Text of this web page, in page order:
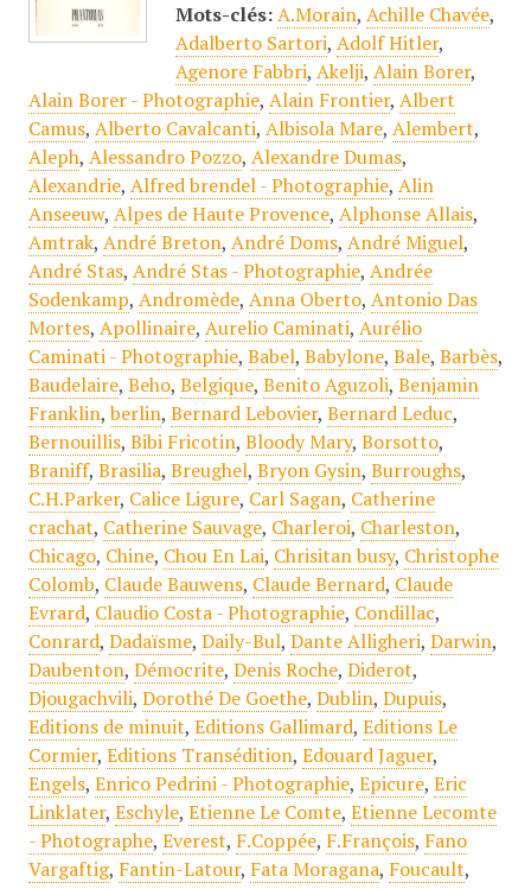
Mots-clés: A.Morain, Achille Chavée,
Adalberto Sartori, Adolf Hitler,
Agenore Fabbri, Akelji, Alain Borer,
Alain Borer - Photographie, Alain Frontier, Albert
Camus, Alberto Cavalcanti, Albisola Mare, Alembert,
Aleph, Alessandro Pozzo, Alexandre Dumas,
Alexandrie, Alfred brendel - Photographie, Alin
Anseeuw, Alpes de Haute Provence, Alphonse Allais,
Amtrak, André Breton, André Doms, André Miguel,
André Stas, André Stas - Photographie, Andrée
Sodenkamp, Andromède, Anna Oberto, Antonio Das
Mortes, Apollinaire, Aurelio Caminati, Aurélio
Caminati - Photographie, Babel, Babylone, Bale, Barbès,
Baudelaire, Beho, Belgique, Benito Aguzoli, Benjamin
Franklin,berlin, Bernard Lebovier, Bernard Leduc,
Bernouillis, Bibi Fricotin, Bloody Mary, Borsotto,
Braniff, Brasilia, Breughel, Bryon Gysin, Burroughs,
C.H.Parker, Calice Ligure, Carl Sagan, Catherine
crachat, Catherine Sauvage, Charleroi, Charleston,
Chicago, Chine, Chou En Lai, Chrisitan busy, Christophe
Colomb, Claude Bauwens, Claude Bernard, Claude
Evrard, Claudio Costa - Photographie, Condillac,
Conrard, Dadaïsme, Daily-Bul, Dante Alligheri, Darwin,
Daubenton, Démocrite, Denis Roche, Diderot,
Djougachvili, Dorothé De Goethe, Dublin, Dupuis,
Editions de minuit, Editions Gallimard, Editions Le
Cormier, Editions Transédition, Edouard Jaguer,
Engels, Enrico Pedrini - Photographie, Epicure, Eric
Linklater, Eschyle, Etienne Le Comte, Etienne Lecomte
- Photographe, Everest, F.Coppée, F.François, Fano
Vargaftig, Fantin-Latour, Fata Moragana, Foucault,